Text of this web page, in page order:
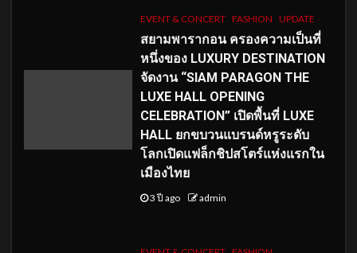
EVENT & CONCERT FASHION UPDATE
สยามพารากอน ครองความเป็นที่
หนึ่งของ LUXURY DESTINATION
จัดงาน “SIAM PARAGON THE
LUXE HALL OPENING
CELEBRATION” เปิดพื้นที่ LUXE
HALL ยกขบวนแบรนด์หรูระดับ
โลกเปิดแฟล็กชิปสโตร์แห่งแรกใน
เมืองไทย
3 ปี ago admin